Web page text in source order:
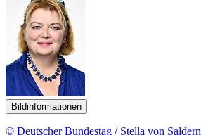
Bildinformationen
© Deutscher Bundestag / Stella von Saldern